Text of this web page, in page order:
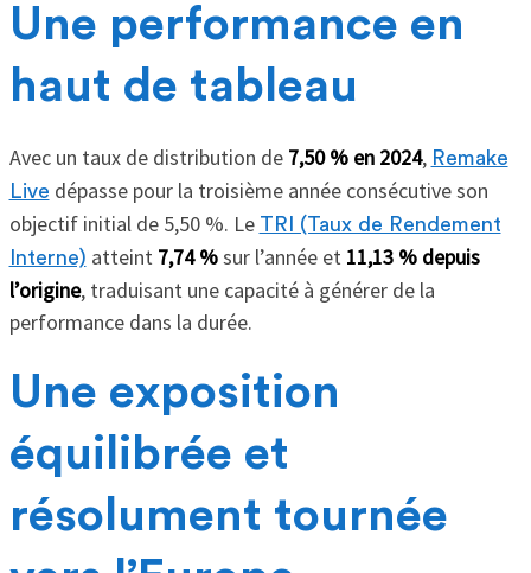
Une performance en
haut de tableau
Avec un taux de distribution de 7,50 % en 2024, Remake
Live dépasse pour la troisième année consécutive son
objectif initial de 5,50 %. Le TRI (Taux de Rendement
Interne) atteint 7,74 %sur l’année et 11,13 % depuis
l’origine, traduisant une capacité à générer de la
performance dans la durée.
Une exposition
équilibrée et
résolument tournée